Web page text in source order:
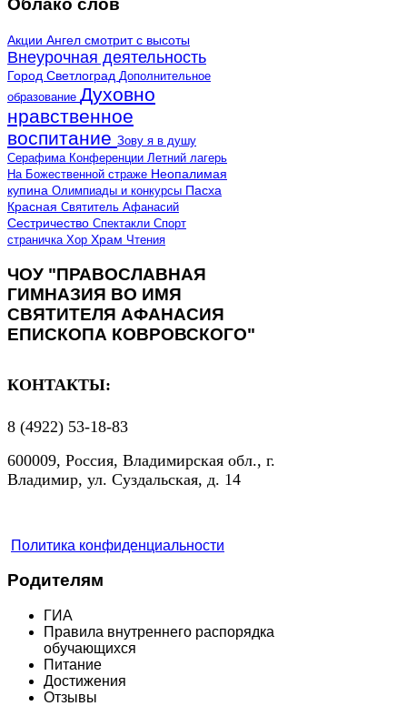
Облако слов
Акции Ангел смотрит с высоты
Внеурочная деятельность
Город Светлоград Дополнительное
образование Духовно
нравственное
воспитание Зову я в душу
Серафима Конференции Летний лагерь
На Божественной страже Неопалимая
купина Олимпиады и конкурсы Пасха
Красная Святитель Афанасий
Сестричество Спектакли Спорт
страничка Хор Храм Чтения
ЧОУ "ПРАВОСЛАВНАЯ
ГИМНАЗИЯ ВО ИМЯ
СВЯТИТЕЛЯ АФАНАСИЯ
ЕПИСКОПА КОВРОВСКОГО"
КОНТАКТЫ:
8 (4922) 53-18-83
600009, Россия, Владимирская обл., г.
Владимир, ул. Суздальская, д. 14
Политика конфиденциальности
Родителям
ГИА
Правила внутреннего распорядка
обучающихся
Питание
Достижения
Отзывы